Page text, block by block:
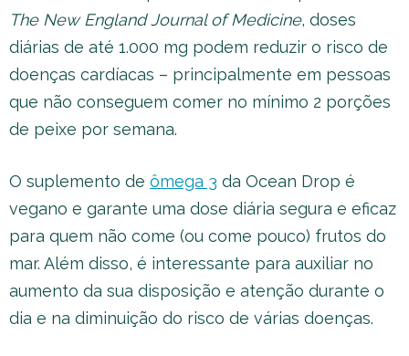
The New England Journal of Medicine, doses
diárias de até 1.000 mg podem reduzir o risco de
doenças cardíacas – principalmente em pessoas
que não conseguem comer no mínimo 2 porções
de peixe por semana.
O suplemento de ômega 3 da Ocean Drop é
vegano e garante uma dose diária segura e eficaz
para quem não come (ou come pouco) frutos do
mar. Além disso, é interessante para auxiliar no
aumento da sua disposição e atenção durante o
dia e na diminuição do risco de várias doenças.